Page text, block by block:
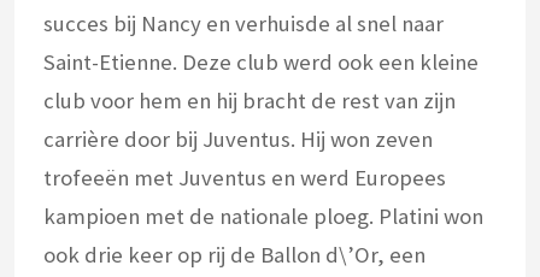
succes bij Nancy en verhuisde al snel naar
Saint-Etienne. Deze club werd ook een kleine
club voor hem en hij bracht de rest van zijn
carrière door bij Juventus. Hij won zeven
trofeeën met Juventus en werd Europees
kampioen met de nationale ploeg. Platini won
ook drie keer op rij de Ballon d\’Or, een